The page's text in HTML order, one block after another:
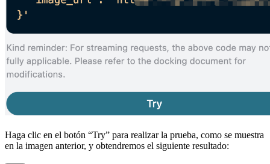
Haga clic en el botón “Try” para realizar la prueba, como se muestra
en la imagen anterior, y obtendremos el siguiente resultado: